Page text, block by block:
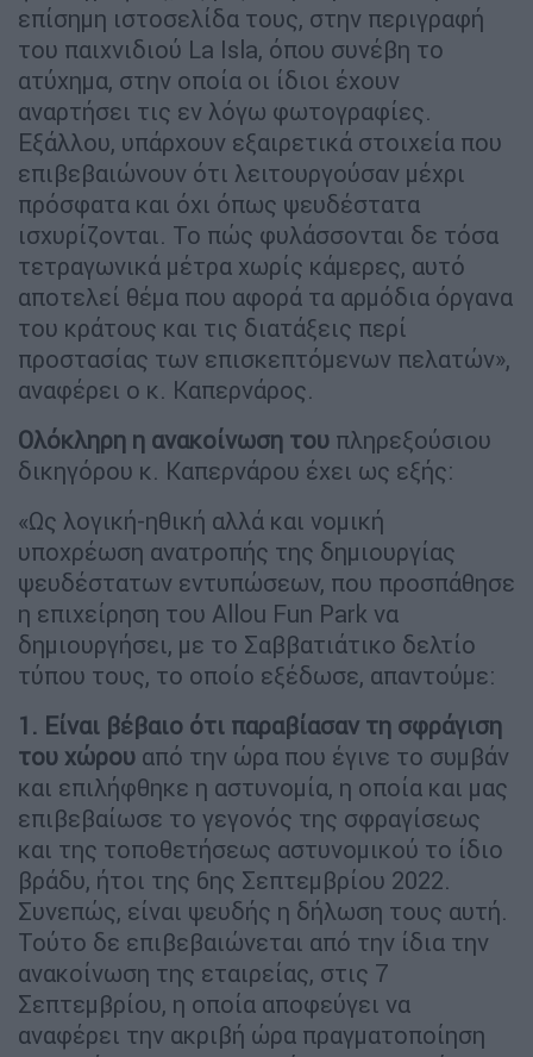
επίσημη ιστοσελίδα τους, στην περιγραφή
του παιχνιδιού La Isla, όπου συνέβη το
ατύχημα, στην οποία οι ίδιοι έχουν
αναρτήσει τις εν λόγω φωτογραφίες.
Εξάλλου, υπάρχουν εξαιρετικά στοιχεία που
επιβεβαιώνουν ότι λειτουργούσαν μέχρι
πρόσφατα και όχι όπως ψευδέστατα
ισχυρίζονται. Το πώς φυλάσσονται δε τόσα
τετραγωνικά μέτρα χωρίς κάμερες, αυτό
αποτελεί θέμα που αφορά τα αρμόδια όργανα
του κράτους και τις διατάξεις περί
προστασίας των επισκεπτόμενων πελατών»,
αναφέρει ο κ. Καπερνάρος.
Ολόκληρη η ανακοίνωση του πληρεξούσιου
δικηγόρου κ. Καπερνάρου έχει ως εξής:
«Ως λογική-ηθική αλλά και νομική
υποχρέωση ανατροπής της δημιουργίας
ψευδέστατων εντυπώσεων, που προσπάθησε
η επιχείρηση του Allou Fun Park να
δημιουργήσει, με το Σαββατιάτικο δελτίο
τύπου τους, το οποίο εξέδωσε, απαντούμε:
1. Είναι βέβαιο ότι παραβίασαν τη σφράγιση
του χώρου από την ώρα που έγινε το συμβάν
και επιλήφθηκε η αστυνομία, η οποία και μας
επιβεβαίωσε το γεγονός της σφραγίσεως
και της τοποθετήσεως αστυνομικού το ίδιο
βράδυ, ήτοι της 6ης Σεπτεμβρίου 2022.
Συνεπώς, είναι ψευδής η δήλωση τους αυτή.
Τούτο δε επιβεβαιώνεται από την ίδια την
ανακοίνωση της εταιρείας, στις 7
Σεπτεμβρίου, η οποία αποφεύγει να
αναφέρει την ακριβή ώρα πραγματοποίηση